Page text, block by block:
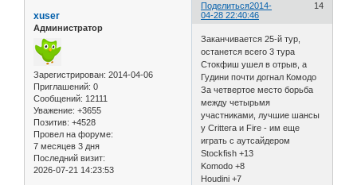
Поделиться 14
2014-
04-28 22:40:46
xuser
Администратор
Зарегистрирован: 2014-04-06
Приглашений: 0
Сообщений: 12111
Уважение: +3655
Позитив: +4528
Провел на форуме:
7 месяцев 3 дня
Последний визит:
2026-07-21 14:23:53
Заканчивается 25-й тур,
останется всего 3 тура
Стокфиш ушел в отрыв, а
Гудини почти догнал Комодо
За четвертое место борьба
между четырьмя
участниками, лучшие шансы
у Critterа и Fire - им еще
играть с аутсайдером
Stockfish +13
Komodo +8
Houdini +7